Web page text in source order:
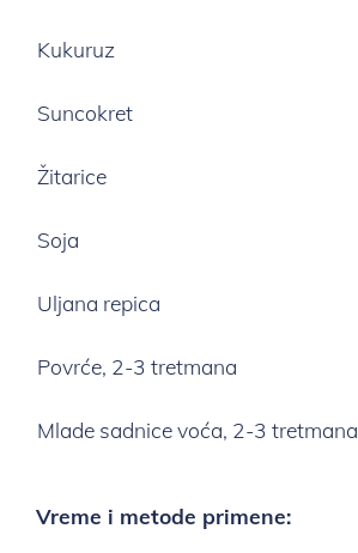
Kukuruz
Suncokret
Žitarice
Soja
Uljana repica
Povrće, 2-3 tretmana
Mlade sadnice voća, 2-3 tretmana
Vreme i metode primene: